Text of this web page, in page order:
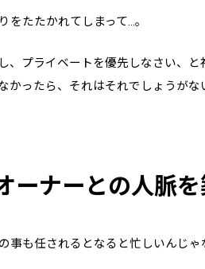
をたたかれてしまって…。
、プライベートを優先しなさい、と
かったら、それはそれでしょうがな
ーナーとの人脈を
事も任されるとなると忙しいんじゃ